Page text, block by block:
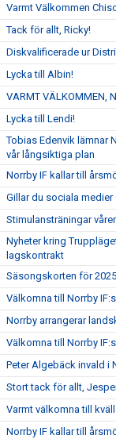
Varmt Välkommen
Tack för allt, Ricky!
Diskvalificerade ur
Lycka till Albin!
VARMT VÄLKOMMEN,
Lycka till Lendi!
Tobias Edenvik lämnar
vår långsiktiga plan
Norrby IF kallar till
Gillar du sociala medier
Stimulansträningar
Nyheter kring
lagskontrakt
Säsongskorten för
Välkomna till Norrby
Norrby arrangerar
Välkomna till Norrby
Peter Algebäck invald i
Stort tack för allt,
Varmt välkomna till
Norrby IF kallar till